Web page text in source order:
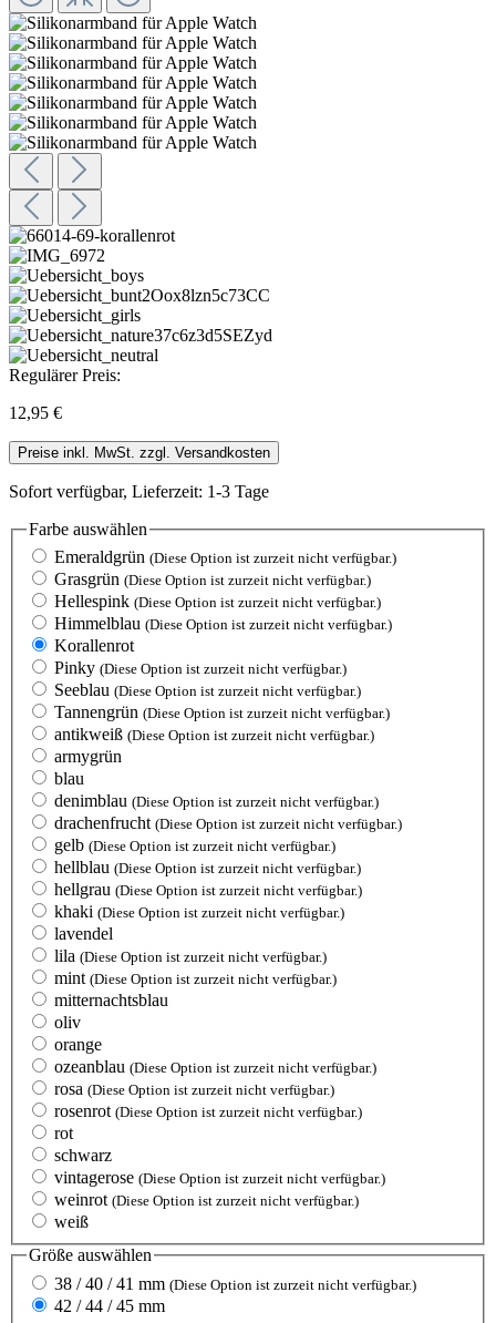
Regulärer Preis:
12,95 €
Preise inkl. MwSt. zzgl. Versandkosten
Sofort verfügbar, Lieferzeit: 1-3 Tage
Farbe auswählen
Emeraldgrün (Diese Option ist zurzeit nicht verfügbar.)
Grasgrün (Diese Option ist zurzeit nicht verfügbar.)
Hellespink (Diese Option ist zurzeit nicht verfügbar.)
Himmelblau (Diese Option ist zurzeit nicht verfügbar.)
Korallenrot
Pinky (Diese Option ist zurzeit nicht verfügbar.)
Seeblau (Diese Option ist zurzeit nicht verfügbar.)
Tannengrün (Diese Option ist zurzeit nicht verfügbar.)
antikweiß (Diese Option ist zurzeit nicht verfügbar.)
armygrün
blau
denimblau (Diese Option ist zurzeit nicht verfügbar.)
drachenfrucht (Diese Option ist zurzeit nicht verfügbar.)
gelb (Diese Option ist zurzeit nicht verfügbar.)
hellblau (Diese Option ist zurzeit nicht verfügbar.)
hellgrau (Diese Option ist zurzeit nicht verfügbar.)
khaki (Diese Option ist zurzeit nicht verfügbar.)
lavendel
lila (Diese Option ist zurzeit nicht verfügbar.)
mint (Diese Option ist zurzeit nicht verfügbar.)
mitternachtsblau
oliv
orange
ozeanblau (Diese Option ist zurzeit nicht verfügbar.)
rosa (Diese Option ist zurzeit nicht verfügbar.)
rosenrot (Diese Option ist zurzeit nicht verfügbar.)
rot
schwarz
vintagerose (Diese Option ist zurzeit nicht verfügbar.)
weinrot (Diese Option ist zurzeit nicht verfügbar.)
weiß
Größe auswählen
38 / 40 / 41 mm (Diese Option ist zurzeit nicht verfügbar.)
42 / 44 / 45 mm